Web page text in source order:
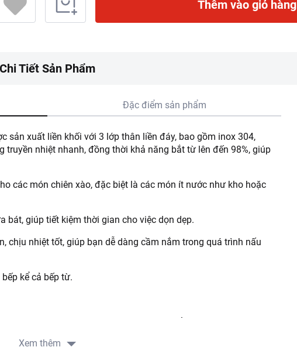
Thêm vào giỏ hàng
Chi Tiết Sản Phẩm
Đặc điểm sản phẩm
sản xuất liền khối với 3 lớp thân liền đáy, bao gồm inox 304,
truyền nhiệt nhanh, đồng thời khả năng bắt từ lên đến 98%, giúp
các món chiên xào, đặc biệt là các món ít nước như kho hoặc
bát, giúp tiết kiệm thời gian cho việc dọn dẹp.
chịu nhiệt tốt, giúp bạn dễ dàng cầm nắm trong quá trình nấu
kể cả bếp từ.
nhẹ nhàng với nước và xà phòng sau khi sử dụng.
mát. Tránh va đập mạnh.
Xem thêm